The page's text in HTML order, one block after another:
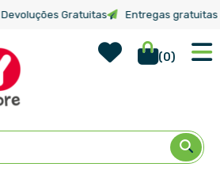
Devoluções Gratuitas Entregas gratuitas
Wish List
(0)